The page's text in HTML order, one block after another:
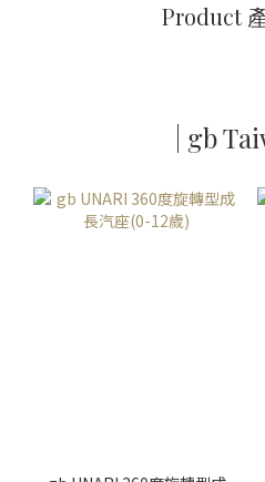
Product
| gb